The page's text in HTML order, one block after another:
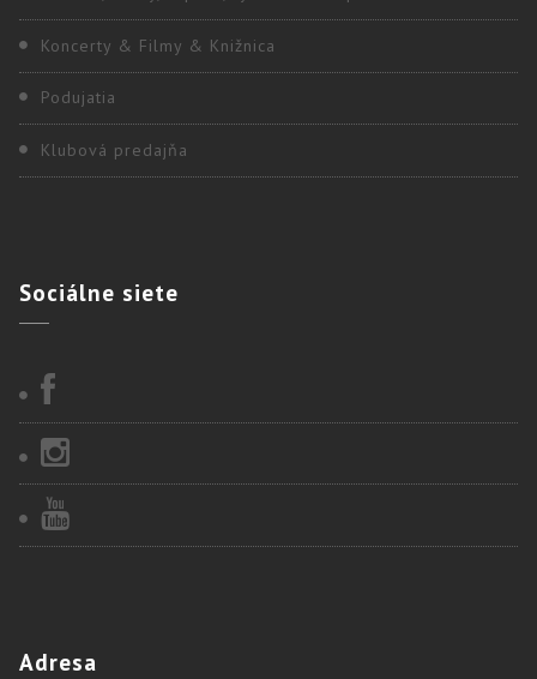
Koncerty & Filmy & Knižnica
Podujatia
Klubová predajňa
Sociálne siete
Adresa